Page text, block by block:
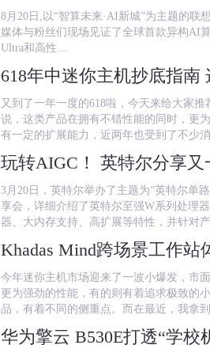
8月20日,以“智算未来·AI新城”为主题的联
媒体与粉丝们现场见证了全球首款异构AI
Ultra和高性…
618年中迷你主机抄底指南
又到了一年一度的618啦，今天来给大家
说，这类产品在拥有不错性能的同时，更
有一定的扩展能力，近两年也受到了不少
玩转AIGC！ 英特尔分享
3月20日，英特尔举办了主题为“英特尔单
享会，详细介绍了英特尔至强W系列处理
器、大内存支持、高扩展等特性，并针对
今年迷你主机市场迎来了一波小爆发，市
更为强劲的性能，有的则有着追求极致的
品，有着不同的侧重点。而在最近，我拿